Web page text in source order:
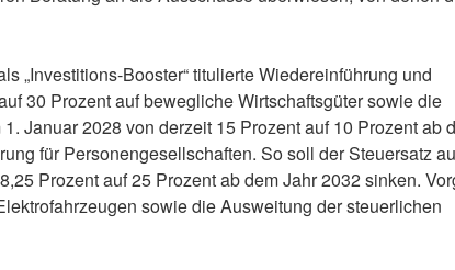
„Investitions-Booster“ titulierte Wiedereinführung und
30 Prozent auf bewegliche Wirtschaftsgüter sowie die
Januar 2028 von derzeit 15 Prozent auf 10 Prozent ab
für Personengesellschaften. So soll der Steuersatz
Prozent auf 25 Prozent ab dem Jahr 2032 sinken.
sowie die Ausweitung der steuerlichen